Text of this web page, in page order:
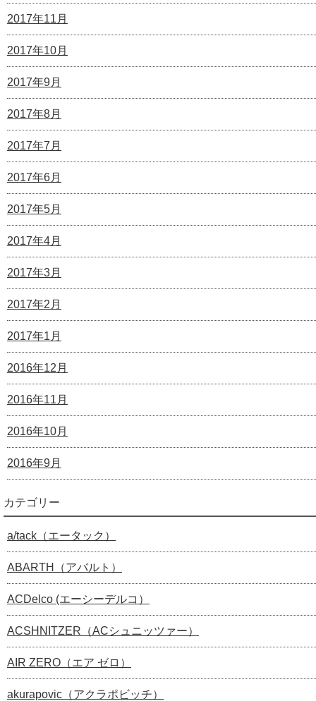
2017年11月
2017年10月
2017年9月
2017年8月
2017年7月
2017年6月
2017年5月
2017年4月
2017年3月
2017年2月
2017年1月
2016年12月
2016年11月
2016年10月
2016年9月
カテゴリー
a/tack（エータック）
ABARTH（アバルト）
ACDelco (エーシーデルコ）
ACSHNITZER（ACシュニッツァー）
AIR ZERO（エア ゼロ）
akurapovic（アクラポビッチ）